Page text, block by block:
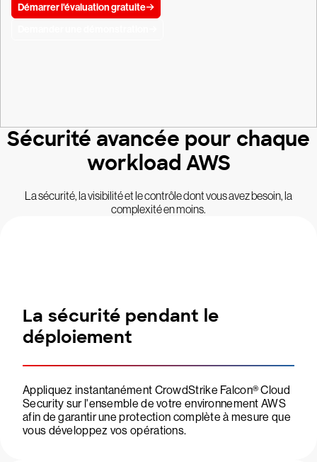
Démarrer l'évaluation gratuite
Sécurité avancée pour chaque
workload AWS
La sécurité, la visibilité et le contrôle dont vous avez besoin, la
complexité en moins.
La sécurité pendant le
déploiement
Appliquez instantanément CrowdStrike Falcon® Cloud
Security sur l'ensemble de votre environnement AWS
afin de garantir une protection complète à mesure que
vous développez vos opérations.